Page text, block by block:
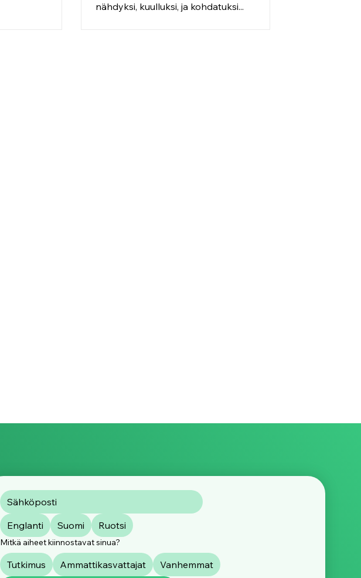
nähdyksi, kuulluksi, ja kohdatuksi...
Englanti Suomi Ruotsi
Mitkä aiheet kiinnostavat sinua?
Tutkimus Ammattikasvattajat Vanhemmat